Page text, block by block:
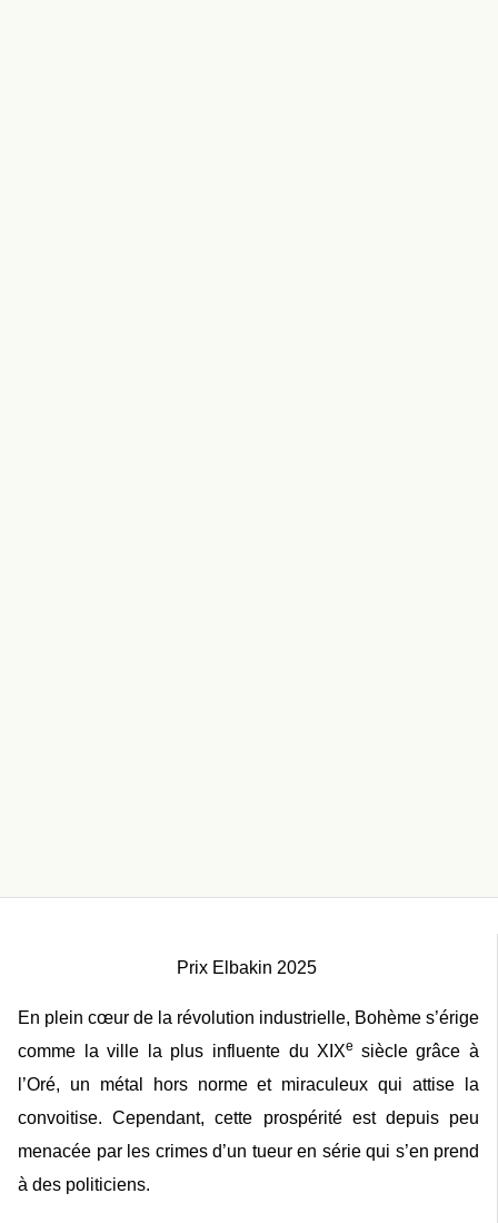
Prix Elbakin 2025
En plein cœur de la révolution industrielle, Bohème s’érige
comme la ville la plus influente du XIXe siècle grâce à
l’Oré, un métal hors norme et miraculeux qui attise la
convoitise. Cependant, cette prospérité est depuis peu
menacée par les crimes d’un tueur en série qui s’en prend
à des politiciens.